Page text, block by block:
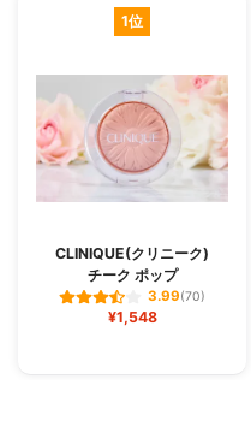
1位
CLINIQUE(クリニーク)
チーク ポップ
3.99(70)
¥1,548